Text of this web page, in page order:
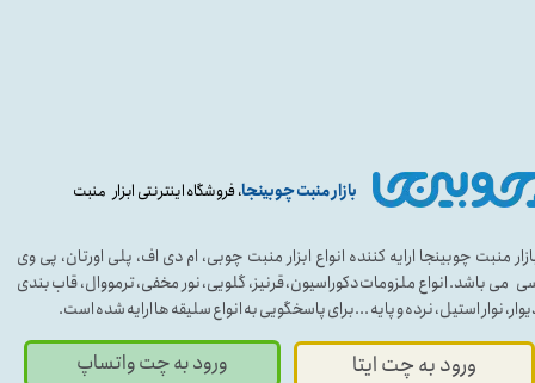
بازار منبت چوبینجا، فروشگاه اینترنتی ابزار منبت
منبت چوبینجا ارایه کننده انواع ابزار منبت چوبی، ام دی اف، پلی اورتان، پی وی
می باشد. انواع ملزومات دکوراسیون، قرنیز، گلویی، نور مخفی، ترمووال، قاب بندی
نوار استیل، نرده و پایه ...برای پاسخگویی به انواع سلیقه ها ارایه شده است.
ورود به چت ایتا ورود به چت واتساپ